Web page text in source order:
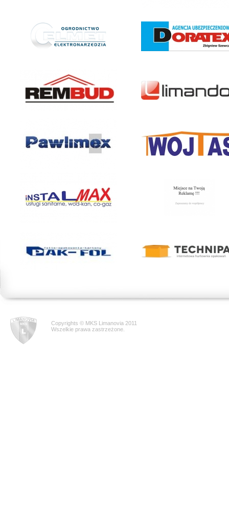
Copyrights © MKS Limanovia 2011
Wszelkie prawa zastrzeżone.